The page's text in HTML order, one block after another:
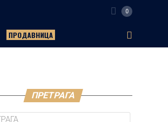
0
ПРОДАВНИЦА
ПРЕТРАГА